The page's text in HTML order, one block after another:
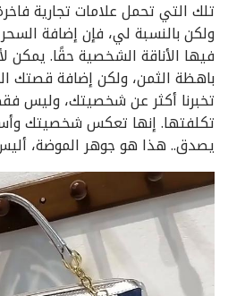
تلك التي تحمل علامات تجارية
ولكن بالنسبة لي، فإن إضافة
فيها الأناقة الشخصية حقًا.
باهظة الثمن، ولكن إضافة قصتك
تخبرنا أكثر عن شخصيتك، وليس
تكلفتها. إنها تعكس شخصيتك
يصدق.. هذا هو جوهر الموضة،